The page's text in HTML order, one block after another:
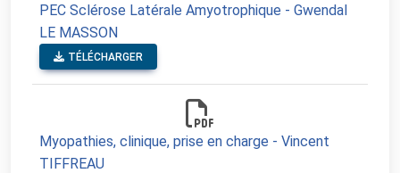
PEC Sclérose Latérale Amyotrophique - Gwendal
LE MASSON
TÉLÉCHARGER
Myopathies, clinique, prise en charge - Vincent
TIFFREAU